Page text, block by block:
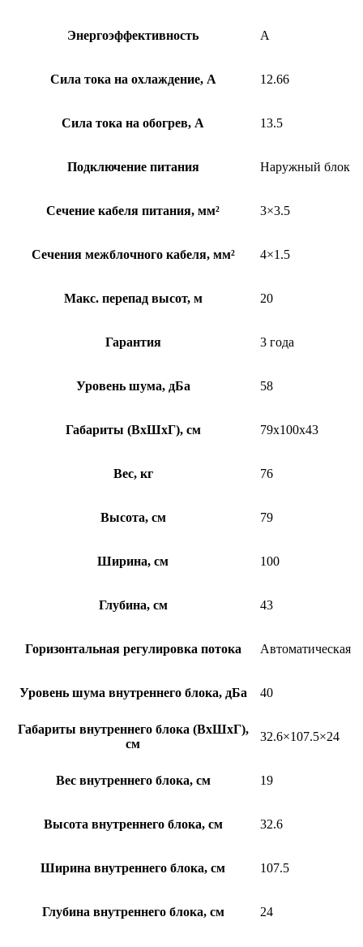
Энергоэффективность A
Сила тока на охлаждение, А 12.66
Сила тока на обогрев, А 13.5
Подключение питания Наружный блок
Сечение кабеля питания, мм² 3×3.5
Сечения межблочного кабеля, мм² 4×1.5
Макс. перепад высот, м 20
Гарантия 3 года
Уровень шума, дБа 58
Габариты (ВхШхГ), см 79x100x43
Вес, кг 76
Высота, см 79
Ширина, см 100
Глубина, см 43
Горизонтальная регулировка потока Автоматическая
Уровень шума внутреннего блока, дБа 40
Габариты внутреннего блока (ВхШхГ),
см
32.6×107.5×24
Вес внутреннего блока, см 19
Высота внутреннего блока, см 32.6
Ширина внутреннего блока, см 107.5
Глубина внутреннего блока, см 24